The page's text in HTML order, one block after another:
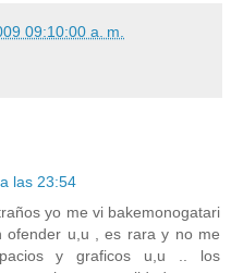
09:10:00 a. m.
las 23:54
yo me vi bakemonogatari
ofender u,u , es rara y no me
y graficos u,u .. los